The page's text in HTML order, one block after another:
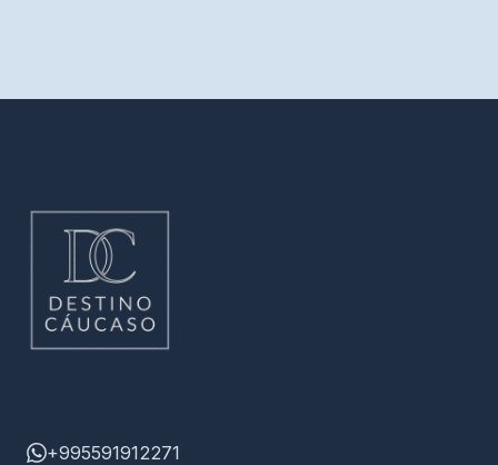
+995591912271